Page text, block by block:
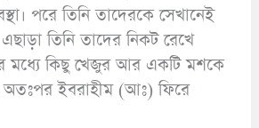
পরে তিনি তাদেরকে সেখানেই
তিনি তাদের নিকট রেখে
মধ্যে কিছু খেজুর আর একটি মশকে
অতঃপর ইবরাহীম (আঃ) ফিরে